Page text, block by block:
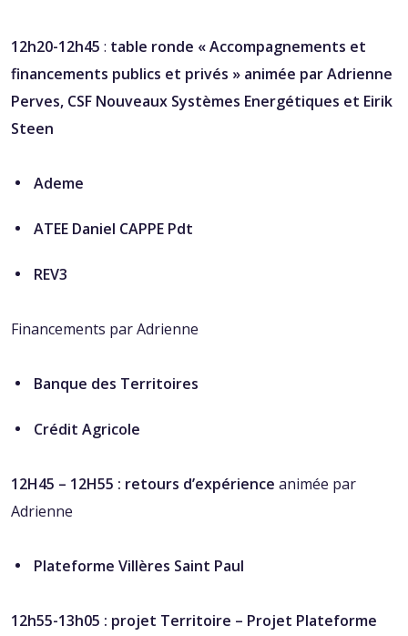
12h20-12h45 : table ronde « Accompagnements et
financements publics et privés » animée par Adrienne
Perves, CSF Nouveaux Systèmes Energétiques et Eirik
Steen
Ademe
ATEE Daniel CAPPE Pdt
REV3
Financements par Adrienne
Banque des Territoires
Crédit Agricole
12H45 – 12H55 : retours d’expérience animée par
Adrienne
Plateforme Villères Saint Paul
12h55-13h05 : projet Territoire – Projet Plateforme